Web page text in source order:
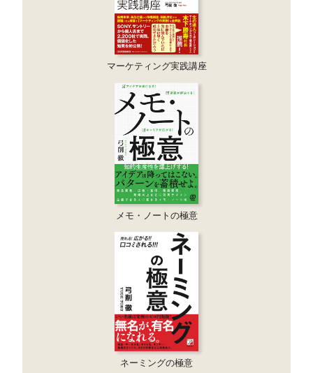
マーケティング実践講座
メモ・ノートの極意
ネーミングの極意